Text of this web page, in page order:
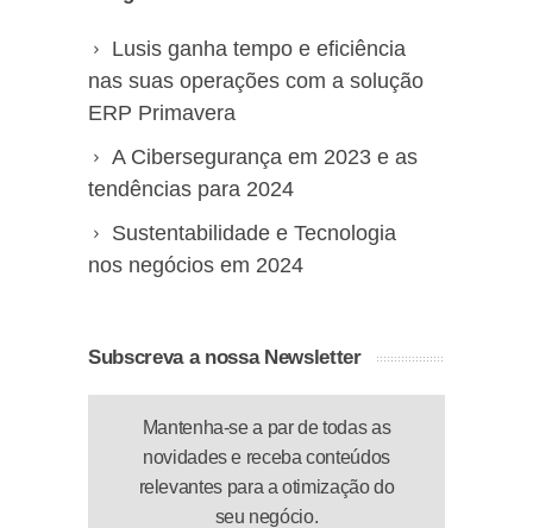
Lusis ganha tempo e eficiência
nas suas operações com a solução
ERP Primavera
A Cibersegurança em 2023 e as
tendências para 2024
Sustentabilidade e Tecnologia
nos negócios em 2024
Subscreva a nossa Newsletter
Mantenha-se a par de todas as
novidades e receba conteúdos
relevantes para a otimização do
seu negócio.